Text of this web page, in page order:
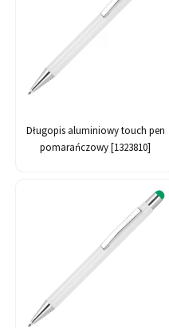
Długopis aluminiowy touch pen
pomarańczowy [1323810]